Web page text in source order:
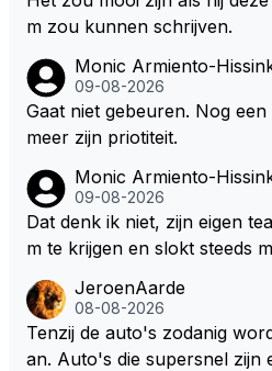
m zou kunnen schrijven.
Monic Armiento-
09-08-2026
Gaat niet gebeuren. Nog
meer zijn priotiteit.
Monic Armiento-
09-08-2026
Dat denk ik niet, zijn eigen
m te krijgen en slokt steeds
en zullen ben ik bang niet
en. Mocht het wel zo zijn
guit 5 jaar maar echt niet
JeroenAarde
08-08-2026
Tenzij de auto's zodanig
an. Auto's die supersnel zijn en waarbij inhalen en v